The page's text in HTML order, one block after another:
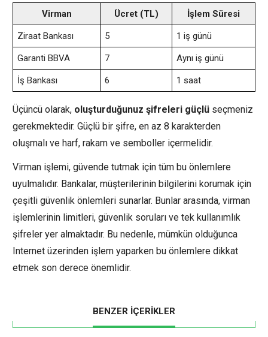
Virman Ücret (TL) İşlem Süresi
Ziraat Bankası 5 1 iş günü
Garanti BBVA 7 Aynı iş günü
İş Bankası 6 1 saat
Üçüncü olarak, oluşturduğunuz şifreleri güçlü seçmeniz
gerekmektedir. Güçlü bir şifre, en az 8 karakterden
oluşmalı ve harf, rakam ve semboller içermelidir.
Virman işlemi, güvende tutmak için tüm bu önlemlere
uyulmalıdır. Bankalar, müşterilerinin bilgilerini korumak için
çeşitli güvenlik önlemleri sunarlar. Bunlar arasında, virman
işlemlerinin limitleri, güvenlik soruları ve tek kullanımlık
şifreler yer almaktadır. Bu nedenle, mümkün olduğunca
Internet üzerinden işlem yaparken bu önlemlere dikkat
etmek son derece önemlidir.
BENZER İÇERİKLER